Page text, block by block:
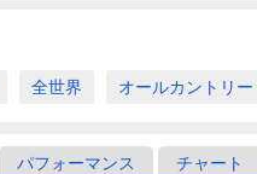
全世界 オールカントリー
パフォーマンス チャート